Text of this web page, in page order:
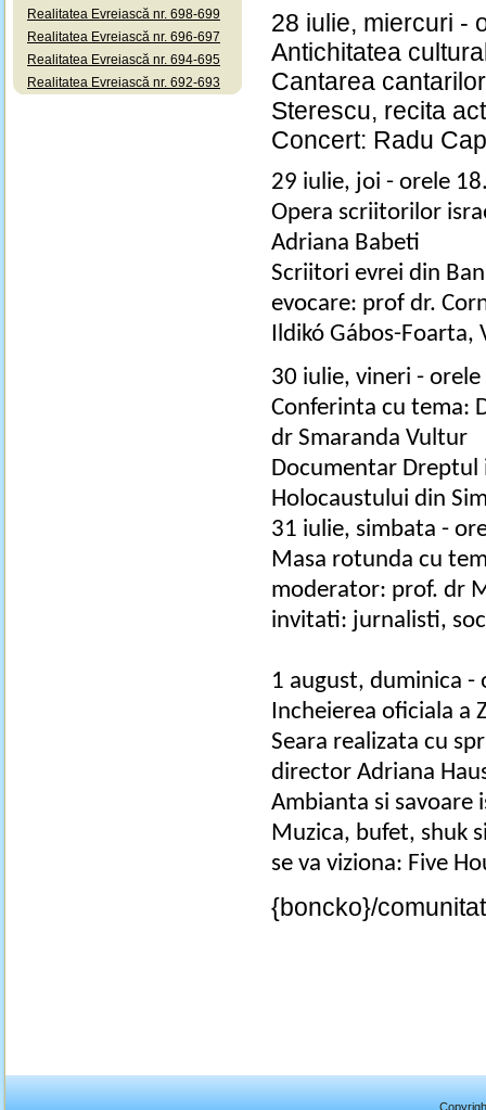
Realitatea Evreiască nr. 698-699
Realitatea Evreiască nr. 696-697
Realitatea Evreiască nr. 694-695
Realitatea Evreiască nr. 692-693
28 iulie, miercuri -
Antichitatea
Cantarea
Sterescu, recita
Concert: Radu
29 iulie, joi - orele
Opera scriitorilor
Adriana Babeti
Scriitori evrei din
evocare: prof dr.
Ildikó Gábos-Foarta,
30 iulie, vineri -
Conferinta cu tema:
dr Smaranda Vultur
Documentar Dreptul
Holocaustului din
31 iulie, simbata -
Masa rotunda cu
moderator: prof. dr
invitati: jurnalisti,
1 august, duminica -
Incheierea oficiala a
Seara realizata cu
director Adriana
Ambianta si savoare
Muzica, bufet, shuk
se va viziona: Five
{boncko}/